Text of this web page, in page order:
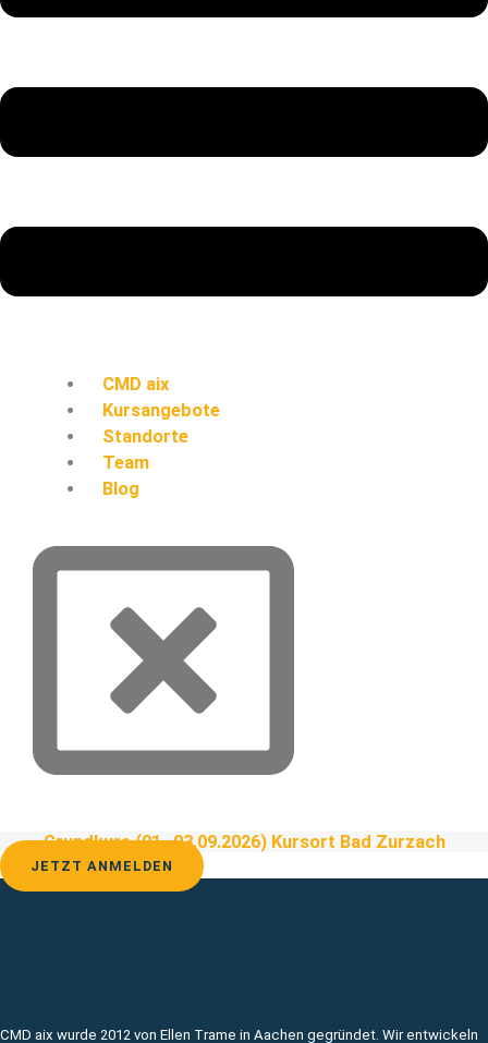
CMD aix
Kursangebote
Standorte
Team
Blog
Grundkurs (01.-03.09.2026) Kursort Bad Zurzach
JETZT ANMELDEN
CMD aix wurde 2012 von Ellen Trame in Aachen gegründet. Wir entwickeln